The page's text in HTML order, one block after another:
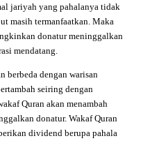
jariyah yang pahalanya tidak
masih termanfaatkan. Maka
donatur meninggalkan
mendatang.
berbeda dengan warisan
seiring dengan
Quran akan menambah
donatur. Wakaf Quran
dividend berupa pahala